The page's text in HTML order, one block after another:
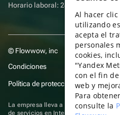
Horario laboral: 24 horas
© Flowwow, inc
Condiciones
Política de protección y privacidad
La empresa lleva a cabo su actividad
de servicios en Internet para la
Al hacer
utilizando
acepta el
personales
cookies,
"Yandex
con el fin
web y
Para
consulte la